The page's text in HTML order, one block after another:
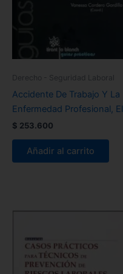
Derecho - Seguridad Laboral
Accidente De Trabajo Y La
Enfermedad Profesional, El
$ 253.600
Añadir al carrito